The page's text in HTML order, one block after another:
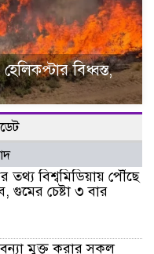
বিধ্বস্ত,
তথ্য বিশ্বমিডিয়ায় পৌঁছে
গুমের চেষ্টা ৩ বার
মুক্ত করার সকল